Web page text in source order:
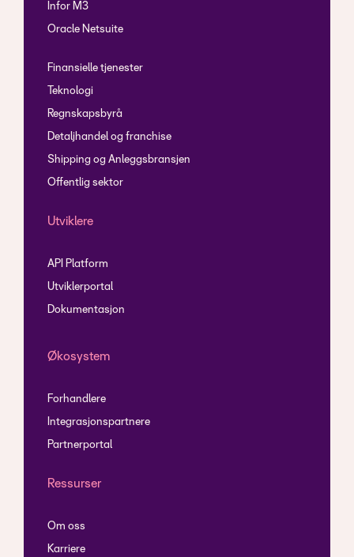
Infor M3
Oracle Netsuite
Finansielle tjenester
Teknologi
Regnskapsbyrå
Detaljhandel og franchise
Shipping og Anleggsbransjen
Offentlig sektor
Utviklere
API Platform
Utviklerportal
Dokumentasjon
Økosystem
Forhandlere
Integrasjonspartnere
Partnerportal
Ressurser
Om oss
Karriere